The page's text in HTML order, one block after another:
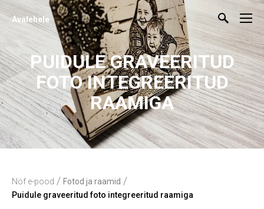
Avalehele
PUIDULE GRAVEERITUD
FOTO INTEGREERITUD
RAAMIGA
Nöf e-pood / Fotod ja raamid /
Puidule graveeritud foto integreeritud raamiga